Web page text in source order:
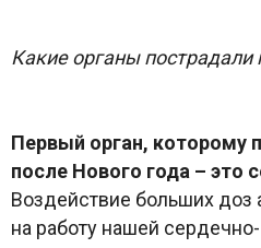
Какие органы пострадали
Первый орган, которому
после Нового года – это
Воздействие больших доз
на работу нашей